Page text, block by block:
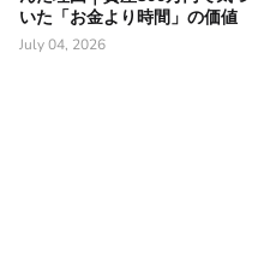
いた「お金より時間」の価値
July 04, 2026